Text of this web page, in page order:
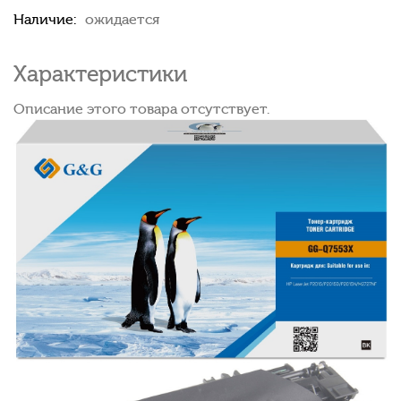
Наличие: ожидается
Характеристики
Описание этого товара отсутствует.